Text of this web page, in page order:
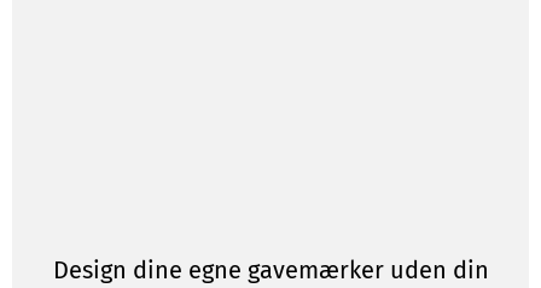
Design dine egne gavemærker uden din